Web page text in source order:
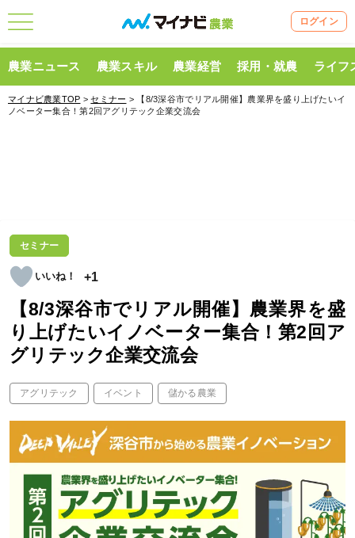
ログイン
農業ニュース 農業スキル 農業経営 採用・就農 ライフ
マイナビ農業TOP >セミナー > 【8/3深谷市でリアル開催】農業界を盛り上げたいイ
ノベーター集合！第2回アグリテック企業交流会
セミナー
+1
【8/3深谷市でリアル開催】農業界を盛
り上げたいイノベーター集合！第2回ア
グリテック企業交流会
アグリテック イベント 儲かる農業